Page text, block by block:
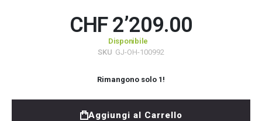
CHF 2’209.00
Disponibile
SKU GJ-OH-100992
Rimangono solo 1 !
Aggiungi al Carrello